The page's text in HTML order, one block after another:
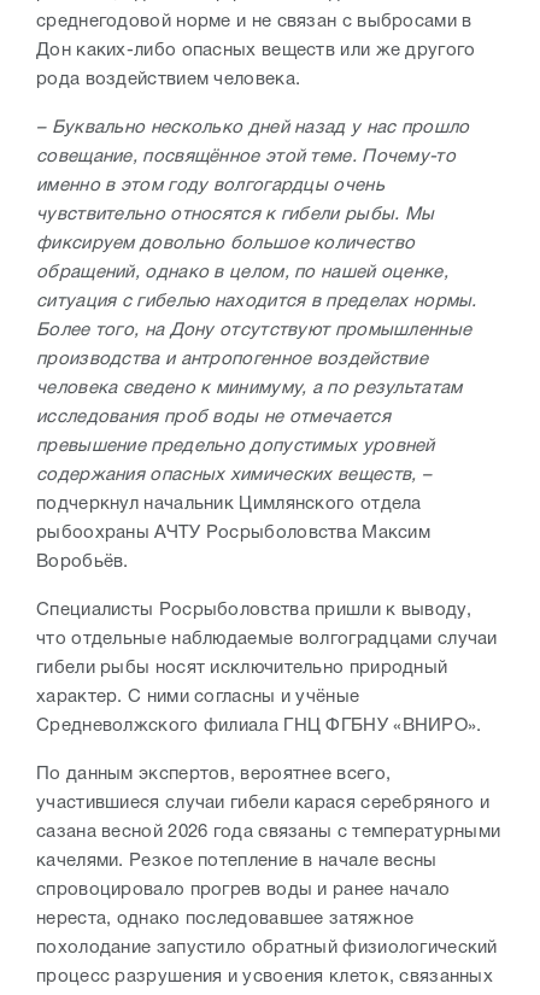
среднегодовой норме и не связан с выбросами в
Дон каких-либо опасных веществ или же другого
рода воздействием человека.
– Буквально несколько дней назад у нас прошло
совещание, посвящённое этой теме. Почему-то
именно в этом году волгогардцы очень
чувствительно относятся к гибели рыбы. Мы
фиксируем довольно большое количество
обращений, однако в целом, по нашей оценке,
ситуация с гибелью находится в пределах нормы.
Более того, на Дону отсутствуют промышленные
производства и антропогенное воздействие
человека сведено к минимуму, а по результатам
исследования проб воды не отмечается
превышение предельно допустимых уровней
содержания опасных химических веществ, –
подчеркнул начальник Цимлянского отдела
рыбоохраны АЧТУ Росрыболовства Максим
Воробьёв.
Специалисты Росрыболовства пришли к выводу,
что отдельные наблюдаемые волгоградцами случаи
гибели рыбы носят исключительно природный
характер. С ними согласны и учёные
Средневолжского филиала ГНЦ ФГБНУ «ВНИРО».
По данным экспертов, вероятнее всего,
участившиеся случаи гибели карася серебряного и
сазана весной 2026 года связаны с температурными
качелями. Резкое потепление в начале весны
спровоцировало прогрев воды и ранее начало
нереста, однако последовавшее затяжное
похолодание запустило обратный физиологический
процесс разрушения и усвоения клеток, связанных